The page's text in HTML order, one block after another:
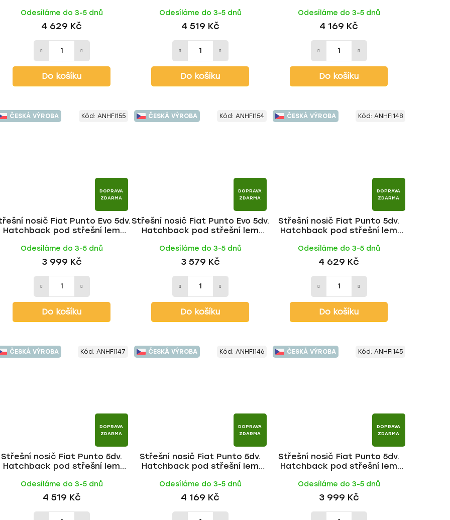
HAKR
Odesíláme do 3-5 dnů
4 629 Kč
Do košíku
Odesíláme do 3-5 dnů
4 519 Kč
Do košíku
HAKR
Odesíláme do 3-5 dnů
4 169 Kč
Do košíku
ČESKÁ VÝROBA
DOPRAVA
ZDARMA
nosič Fiat Punto Evo 5dv.
Hatchback pod střešní lem
Odesíláme do 3-5 dnů
3 999 Kč
Do košíku
Kód: ANHFI155 ČESKÁ VÝROBA
DOPRAVA
ZDARMA
Střešní nosič Fiat Punto Evo 5dv.
Hatchback pod střešní lem
Odesíláme do 3-5 dnů
3 579 Kč
Do košíku
Kód: ANHFI154 ČESKÁ VÝROBA
DOPRAVA
ZDARMA
Střešní nosič Fiat Punto 5dv.
Hatchback pod střešní lem
HAKR
Odesíláme do 3-5 dnů
4 629 Kč
Do košíku
Kód: ANHFI148
ČESKÁ VÝROBA
DOPRAVA
ZDARMA
Střešní nosič Fiat Punto 5dv.
Hatchback pod střešní lem
Odesíláme do 3-5 dnů
4 519 Kč
Kód: ANHFI147 ČESKÁ VÝROBA
DOPRAVA
ZDARMA
Střešní nosič Fiat Punto 5dv.
Hatchback pod střešní lem
Odesíláme do 3-5 dnů
4 169 Kč
Kód: ANHFI146 ČESKÁ VÝROBA
DOPRAVA
ZDARMA
Střešní nosič Fiat Punto 5dv.
Hatchback pod střešní lem
Odesíláme do 3-5 dnů
3 999 Kč
Kód: ANHFI145